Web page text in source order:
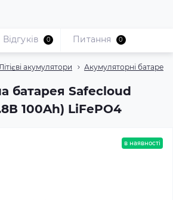
акумулятори Акумуляторні батареї
батарея Safecloud
100Ah) LiFePO4
Відгуків 0 Питання 0
в наявності